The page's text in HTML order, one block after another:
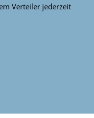
Verteiler jederzeit